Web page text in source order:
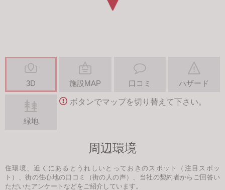
3D 施設MAP 口コミ ハザード
緑地
ボタンでマップを切り替えて下さい。
周辺環境
住環境、近くにあるとうれしいとっておきのスポット（注目スポッ
ト）、街の住心地の口コミ（街の人の声）、当社の契約者からご回答い
ただいたアンケートなどをご紹介しています。